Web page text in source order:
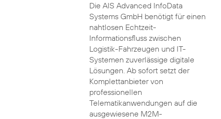
Die AIS Advanced InfoData
Systems GmbH benötigt für einen
nahtlosen Echtzeit-
Informationsfluss zwischen
Logistik-Fahrzeugen und IT-
Systemen zuverlässige digitale
Lösungen. Ab sofort setzt der
Komplettanbieter von
professionellen
Telematikanwendungen auf die
ausgewiesene M2M-